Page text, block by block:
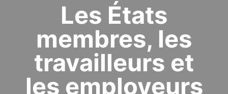
Les États
membres, les
travailleurs et
les employeurs